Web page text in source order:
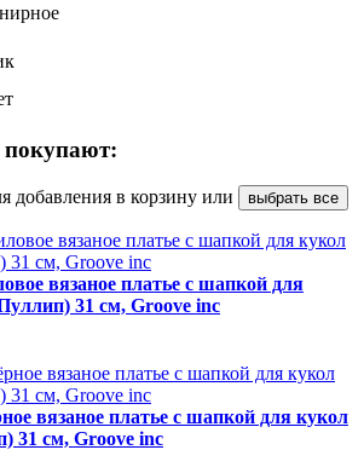
покупают:
добавления в корзину или выбрать все
вязаное платье с шапкой для
31 см, Groove inc
вязаное платье с шапкой для кукол
31 см, Groove inc